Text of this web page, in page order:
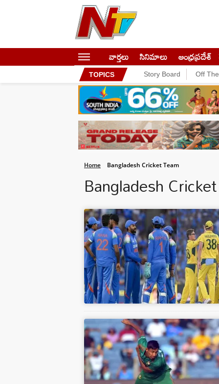
వార్తలు సినిమాలు ఆంధ్రప్రదేశ్
TOPICS Story Board Off
Home Bangladesh Cricket Team
Bangladesh